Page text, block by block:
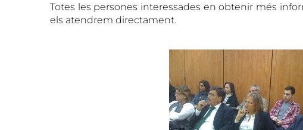
Totes les persones interessades en obtenir més
els atendrem directament.